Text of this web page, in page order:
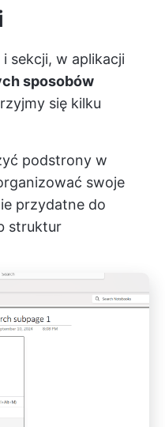
sekcji, w aplikacji
sposobów
się kilku
podstrony w
swoje
przydatne do
struktur